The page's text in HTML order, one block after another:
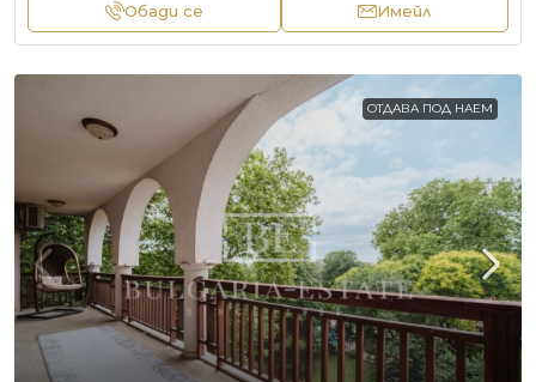
Обади се Имейл
ОТДАВА ПОД НАЕМ